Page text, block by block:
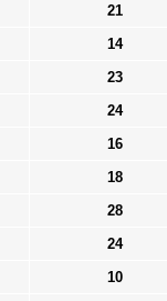
21
14
23
24
16
18
28
24
10